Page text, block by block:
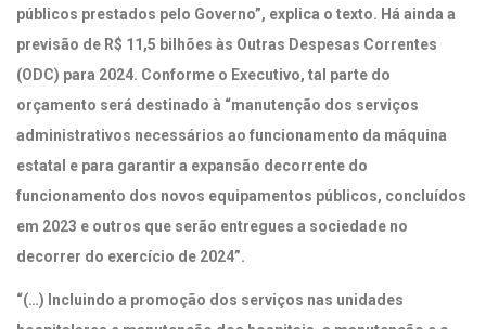
públicos prestados pelo Governo”, explica o texto. Há ainda a
previsão de R$ 11,5 bilhões às Outras Despesas Correntes
(ODC) para 2024. Conforme o Executivo, tal parte do
orçamento será destinado à “manutenção dos serviços
administrativos necessários ao funcionamento da máquina
estatal e para garantir a expansão decorrente do
funcionamento dos novos equipamentos públicos, concluídos
em 2023 e outros que serão entregues a sociedade no
decorrer do exercício de 2024”.
“(…) Incluindo a promoção dos serviços nas unidades